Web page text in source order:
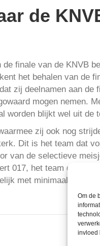
Om de
invloed
de
finale van de KNVB
het behalen van de
zij deelnamen aan
mogen nemen.
worden blijkt wel uit de
zij ook nog
Dit is het team dat
van de selectieve
017, het team dat
met minimaal één